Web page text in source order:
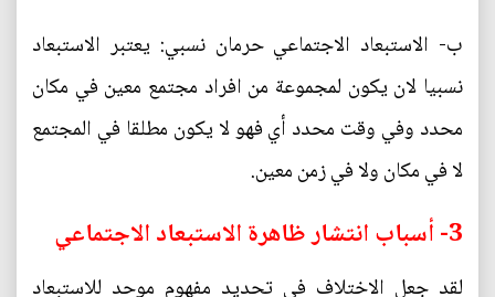
ب‌- الاستبعاد الاجتماعي حرمان نسبي: يعتبر الاستبعاد
نسبيا لان يكون لمجموعة من افراد مجتمع معين في مكان
محدد وفي وقت محدد أي فهو لا يكون مطلقا في المجتمع
لا في مكان ولا في زمن معين.
3- أسباب انتشار ظاهرة الاستبعاد الاجتماعي
لقد جعل الاختلاف في تحديد مفهوم موحد للاستبعاد